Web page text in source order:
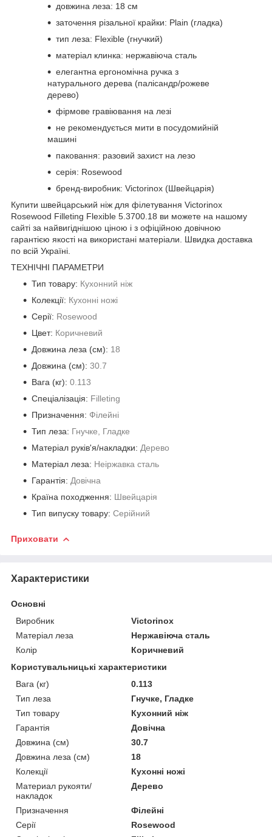
довжина леза: 18 см
заточення різальної крайки: Plain (гладка)
тип леза: Flexible (гнучкий)
матеріал клинка: нержавіюча сталь
елегантна ергономічна ручка з
натурального дерева (палісандр/рожеве
дерево)
фірмове гравіювання на лезі
не рекомендується мити в посудомийній
машині
паковання: разовий захист на лезо
серія: Rosewood
бренд-виробник: Victorinox (Швейцарія)
Купити швейцарський ніж для філетування Victorinox
Rosewood Filleting Flexible 5.3700.18 ви можете на нашому
сайті за найвигіднішою ціною і з офіційною довічною
гарантією якості на використані матеріали. Швидка доставка
по всій Україні.
ТЕХНІЧНІ ПАРАМЕТРИ
Тип товару: Кухонний ніж
Колекції: Кухонні ножі
Серії: Rosewood
Цвет: Коричневий
Довжина леза (см): 18
Довжина (cм): 30.7
Вага (кг): 0.113
Спеціалізація: Filleting
Призначення: Філейні
Тип леза: Гнучке, Гладке
Матеріал руків'я/накладки: Дерево
Матеріал леза: Неіржавка сталь
Гарантія: Довічна
Країна походження: Швейцарія
Тип випуску товару: Серійний
Приховати
Характеристики
Основні
Виробник
Victorinox
Матеріал леза
Нержавіюча сталь
Колір
Коричневий
Користувальницькі характеристики
Вага (кг)
0.113
Тип леза
Гнучке, Гладке
Тип товару
Кухонний ніж
Гарантія
Довічна
Довжина (cм)
30.7
Довжина леза (см)
18
Колекції
Кухонні ножі
Материал рукояти/
накладок
Дерево
Призначення
Філейні
Серії
Rosewood